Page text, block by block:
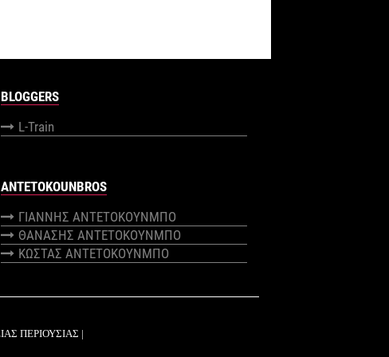
BLOGGERS
L-Train
ANTETOKOUNBROS
ΓΙΑΝΝΗΣ ΑΝΤΕΤΟΚΟΥΝΜΠΟ
ΘΑΝΑΣΗΣ ΑΝΤΕΤΟΚΟΥΝΜΠΟ
ΚΩΣΤΑΣ ΑΝΤΕΤΟΚΟΥΝΜΠΟ